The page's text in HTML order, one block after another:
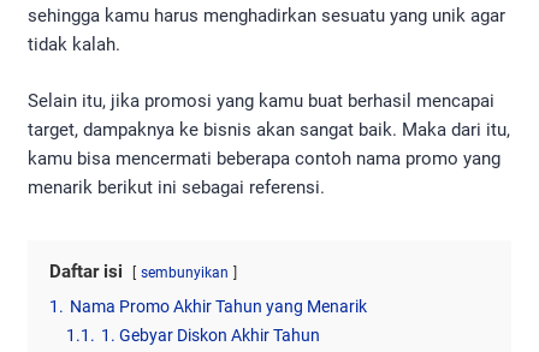
sehingga kamu harus menghadirkan sesuatu yang unik agar
tidak kalah.
Selain itu, jika promosi yang kamu buat berhasil mencapai
target, dampaknya ke bisnis akan sangat baik. Maka dari itu,
kamu bisa mencermati beberapa contoh nama promo yang
menarik berikut ini sebagai referensi.
Daftar isi sembunyikan
1. Nama Promo Akhir Tahun yang Menarik
1.1. 1. Gebyar Diskon Akhir Tahun